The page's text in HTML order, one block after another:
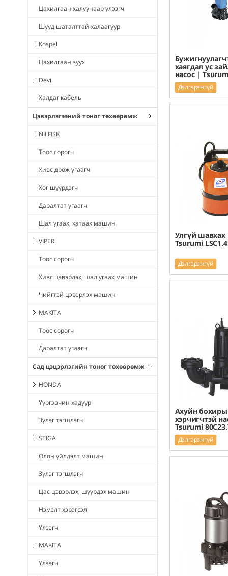
Цахилгаан халуунаар үлээгч
Шууд шаталттай халаагуур
Kospel
Цахилгаан зуух
Devi
Халдаг кабель
Цэвэрлэгээний тоног төхөөрөмж
NILFISK
Тоос сорогч
Хивс дрож угаагч
Хог шүүрдэгч
Даралтат угаагч
Шал угаах, хатаах машин
VIPER
Тоос сорогч
Хивс цэвэрлэх, шал угаах машин
Чийгтэй цэвэрлэх машин
MAKITA
Тоос сорогч
Даралтат угаагч
Сад цэцэрлэгийн тоног төхөөрөмж
HONDA
Үүргэвчин хадуур
Зүлэг тэгшлэгч
STIGA
Олон үйлдэлт машин
Зүлэг тэгшлэгч
Цас цэвэрлэх, шүүрдэх машин
Нэмэлт хэрэгсэл
Үлээгч
MAKITA
Үлээгч
хаягдал ус
насос |
Дэлгэрэнгүй
Улгүй шавхах
Tsurumi
Дэлгэрэнгүй
Ахуйн
хэрчигчтэй
Tsurumi
Дэлгэрэнгүй